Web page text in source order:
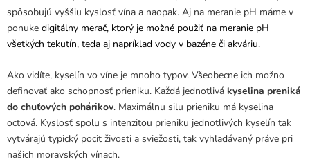
spôsobujú vyššiu kyslosť vína a naopak. Aj na meranie pH máme v
ponuke digitálny merač, ktorý je možné použiť na meranie pH
všetkých tekutín, teda aj napríklad vody v bazéne či akváriu.
Ako vidíte, kyselín vo víne je mnoho typov. Všeobecne ich možno
definovať ako schopnosť prieniku. Každá jednotlivá kyselina preniká
do chuťových pohárikov. Maximálnu silu prieniku má kyselina
octová. Kyslosť spolu s intenzitou prieniku jednotlivých kyselín tak
vytvárajú typický pocit živosti a sviežosti, tak vyhľadávaný práve pri
našich moravských vínach.